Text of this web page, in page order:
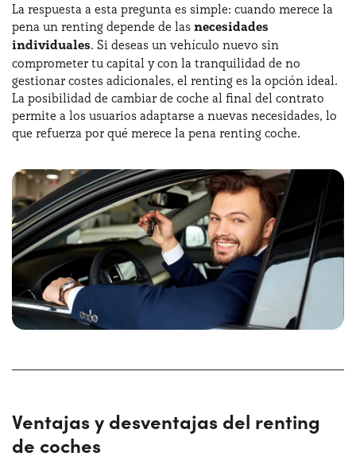
La respuesta a esta pregunta es simple: cuando merece la
pena un renting depende de las necesidades
individuales. Si deseas un vehículo nuevo sin
comprometer tu capital y con la tranquilidad de no
gestionar costes adicionales, el renting es la opción ideal.
La posibilidad de cambiar de coche al final del contrato
permite a los usuarios adaptarse a nuevas necesidades, lo
que refuerza por qué merece la pena renting coche.
Ventajas y desventajas del renting
de coches